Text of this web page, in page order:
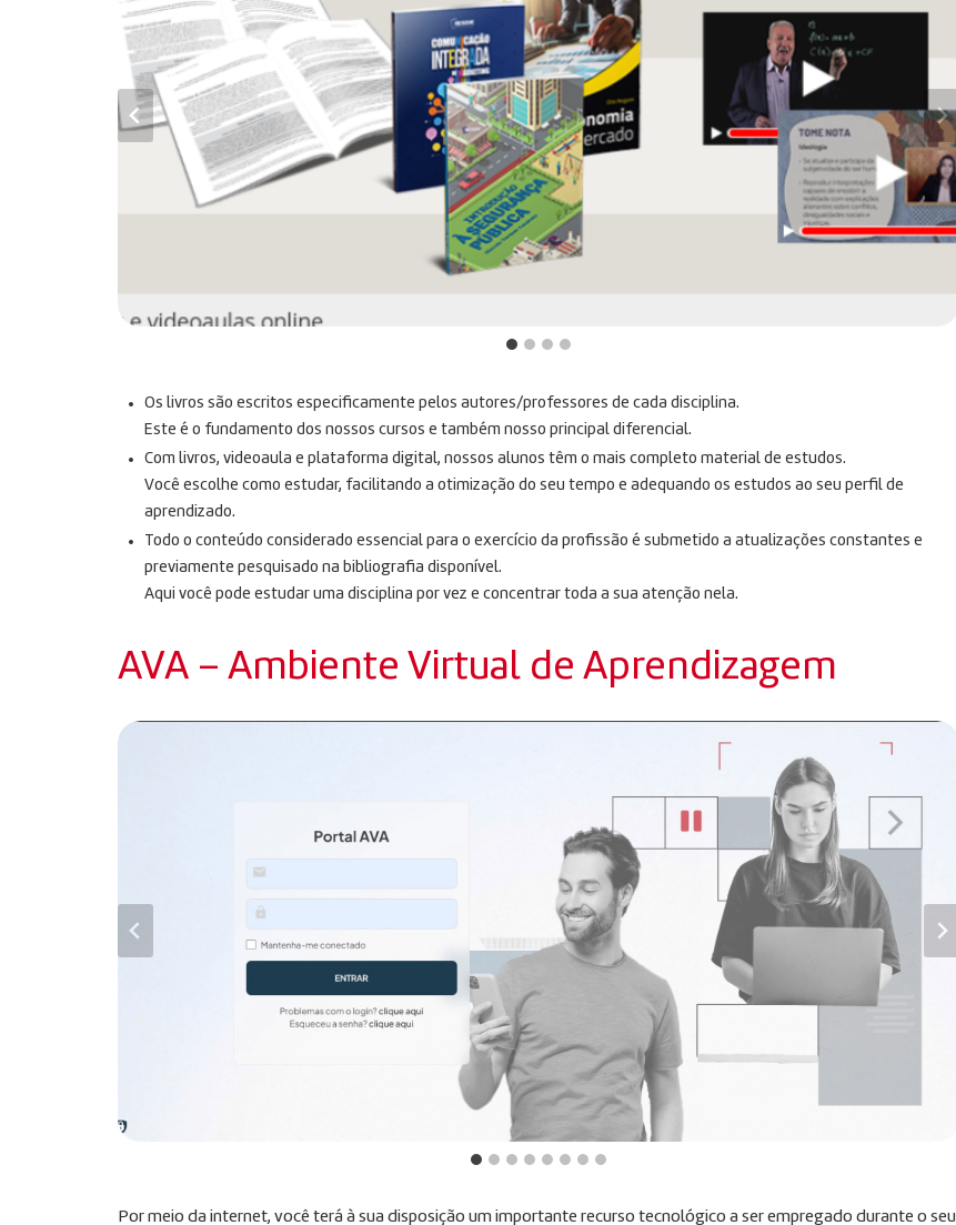
Os livros são escritos especificamente pelos autores/professores de cada disciplina.
Este é o fundamento dos nossos cursos e também nosso principal diferencial.
Com livros, videoaula e plataforma digital, nossos alunos têm o mais completo material de estudos.
Você escolhe como estudar, facilitando a otimização do seu tempo e adequando os estudos ao seu perfil de
aprendizado.
Todo o conteúdo considerado essencial para o exercício da profissão é submetido a atualizações constantes e
previamente pesquisado na bibliografia disponível.
Aqui você pode estudar uma disciplina por vez e concentrar toda a sua atenção nela.
AVA – Ambiente Virtual de Aprendizagem
Por meio da internet, você terá à sua disposição um importante recurso tecnológico a ser empregado durante o seu